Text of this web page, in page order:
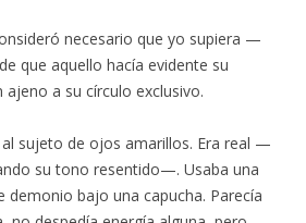
necesario que yo supiera —
que aquello hacía evidente su
a su círculo exclusivo.
sujeto de ojos amarillos. Era real —
su tono resentido—. Usaba una
demonio bajo una capucha. Parecía